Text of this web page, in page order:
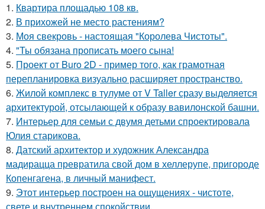
1. Квартира площадью 108 кв.
2. В прихожей не место растениям?
3. Моя свекровь - настоящая "Королева Чистоты".
4. "Ты обязана прописать моего сына!
5. Проект от Buro 2D - пример того, как грамотная
перепланировка визуально расширяет пространство.
6. Жилой комплекс в тулуме от V Taller сразу выделяется
архитектурой, отсылающей к образу вавилонской башни.
7. Интерьер для семьи с двумя детьми спроектировала
Юлия старикова.
8. Датский архитектор и художник Александра
мадирацца превратила свой дом в хеллерупе, пригороде
Копенгагена, в личный манифест.
9. Этот интерьер построен на ощущениях - чистоте,